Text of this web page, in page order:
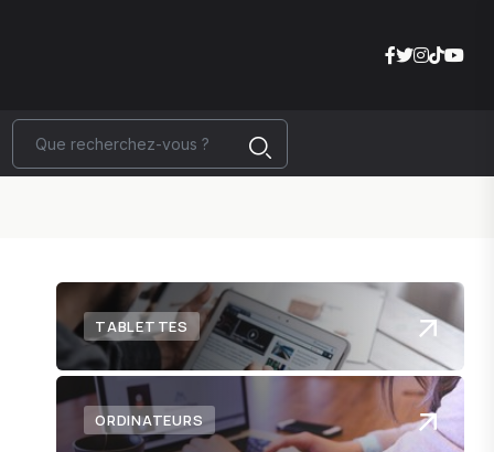
TABLETTES
ORDINATEURS